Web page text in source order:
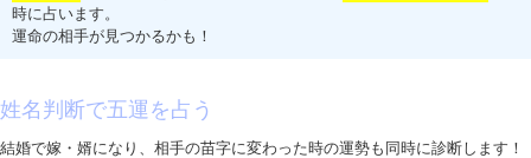
時に占います。
運命の相手が見つかるかも！
姓名判断で五運を占う
結婚で嫁・婿になり、相手の苗字に変わった時の運勢も同時に診断します！